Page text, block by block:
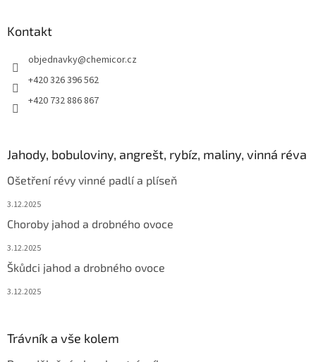
Kontakt
objednavky@chemicor.cz
+420 326 396 562
+420 732 886 867
Jahody, bobuloviny, angrešt, rybíz, maliny, vinná réva
Ošetření révy vinné padlí a plíseň
3.12.2025
Choroby jahod a drobného ovoce
3.12.2025
Škůdci jahod a drobného ovoce
3.12.2025
Trávník a vše kolem